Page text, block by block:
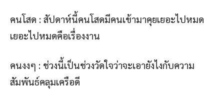
คนโสด : สัปดาห์นี้คนโสดมีคนเข้ามาคุยเยอะไปหมด
เยอะไปหมดคือเรื่องงาน
คนงงๆ : ช่วงนี้เป็นช่วงวัดใจว่าจะเอายังไงกับความ
สัมพันธ์คลุมเครือดี